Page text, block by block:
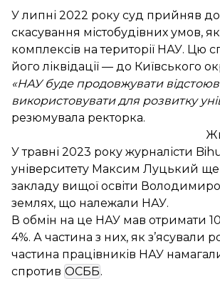
У липні 2022 року суд прийняв
скасування містобудівних умов,
комплексів на території НАУ. Цю
його ліквідації — до Київського
«НАУ буде продовжувати
використовувати для розвитку
резюмувала ректорка.
У травні 2023 року журналісти
університету Максим Луцький
закладу вищої освіти
землях, що належали НАУ.
В обмін на це НАУ мав отримати
4%. А частина з них, як
частина працівників НАУ
спротив ОСББ.